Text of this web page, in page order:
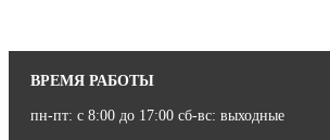
ВРЕМЯ РАБОТЫ
пн-пт: с 8:00 до 17:00 сб-вс: выходные